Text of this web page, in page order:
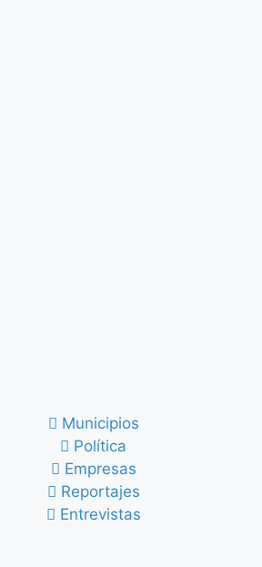
Municipios
Política
Empresas
Reportajes
Entrevistas